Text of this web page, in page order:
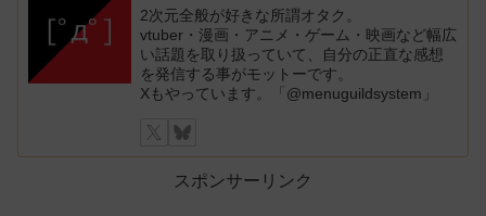
2次元全般が好きな所謂オタク。
vtuber・漫画・アニメ・ゲーム・映画など幅広
い話題を取り扱っていて、自分の正直な感想
を発信する事がモットーです。
Xもやっています。「@menuguildsystem」
スポンサーリンク